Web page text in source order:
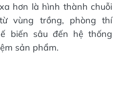
hơn là hình thành chuỗi
vùng trồng, phòng thí
biến sâu đến hệ thống
sản phẩm.